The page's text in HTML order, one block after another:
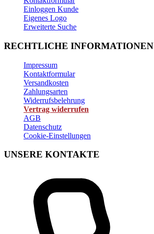
Einloggen Kunde
Eigenes Logo
Erweiterte Suche
RECHTLICHE INFORMATIONEN
Impressum
Kontaktformular
Versandkosten
Zahlungsarten
Widerrufsbelehrung
Vertrag widerrufen
AGB
Datenschutz
Cookie-Einstellungen
UNSERE KONTAKTE